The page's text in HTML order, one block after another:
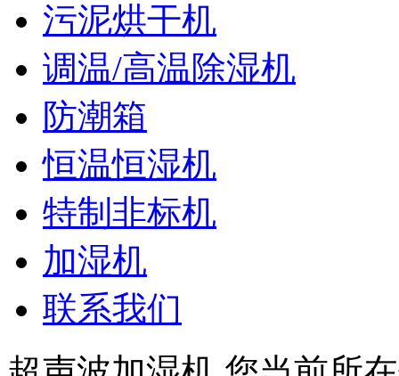
污泥烘干机
调温/高温除湿机
防潮箱
恒温恒湿机
特制非标机
加湿机
联系我们